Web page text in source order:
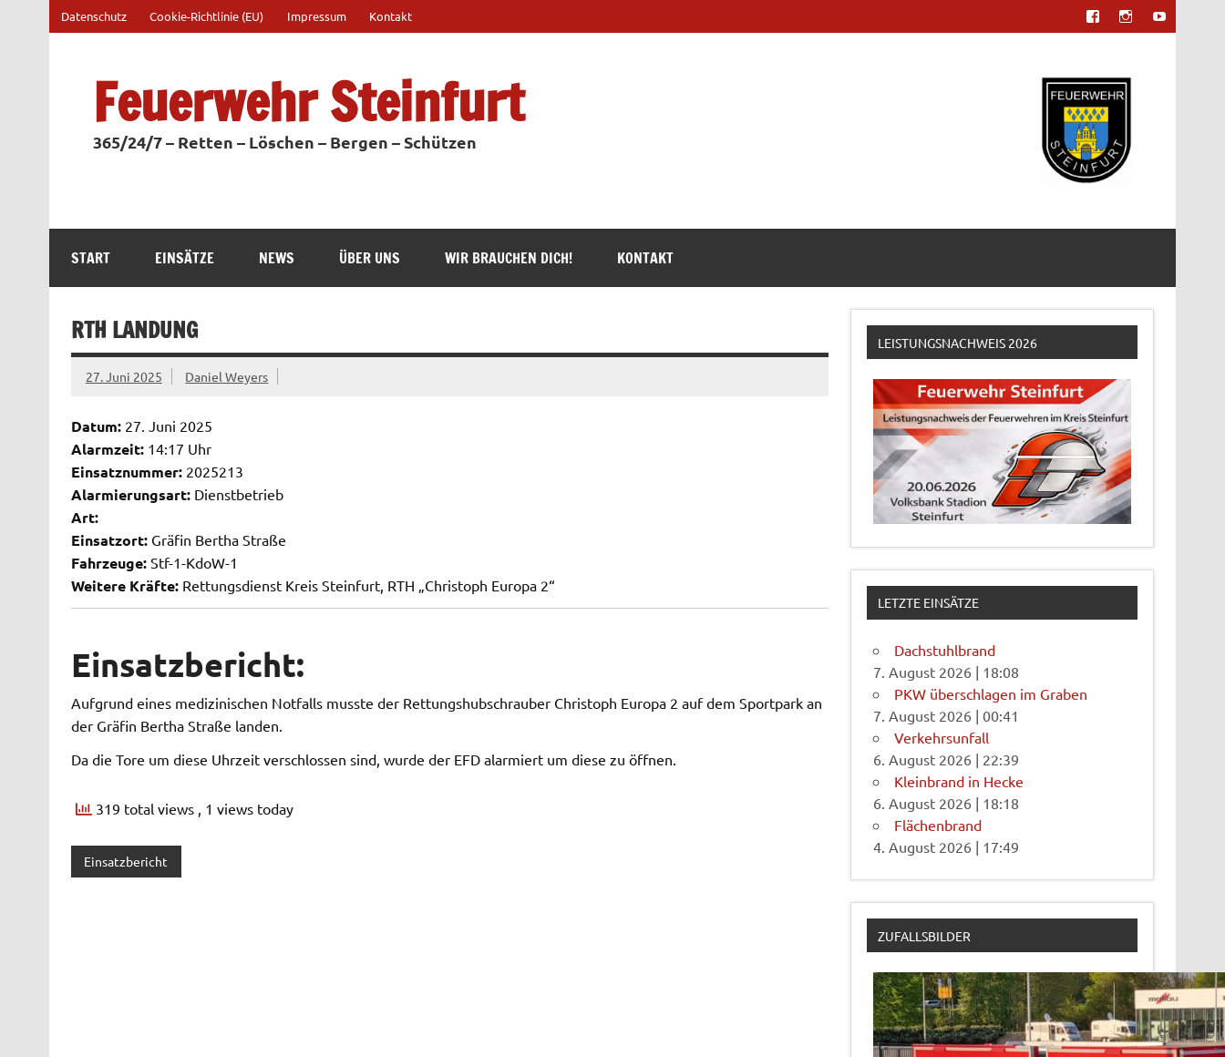
springen
Datenschutz Cookie-Richtlinie (EU) Impressum Kontakt
Feuerwehr Steinfurt
365/24/7 – Retten – Löschen – Bergen – Schützen
START EINSÄTZE NEWS ÜBER UNS WIR BRAUCHEN DICH! KONTAKT
RTH LANDUNG
27. Juni 2025 Daniel Weyers
Datum:27. Juni 2025
Alarmzeit:14:17 Uhr
Einsatznummer:2025213
Alarmierungsart:Dienstbetrieb
Art:
Einsatzort:Gräfin Bertha Straße
Fahrzeuge:Stf-1-KdoW-1
Weitere Kräfte:Rettungsdienst Kreis Steinfurt, RTH „Christoph Europa 2“
Einsatzbericht:
Aufgrund eines medizinischen Notfalls musste der Rettungshubschrauber Christoph Europa 2 auf dem Sportpark an
der Gräfin Bertha Straße landen.
Da die Tore um diese Uhrzeit verschlossen sind, wurde der EFD alarmiert um diese zu öffnen.
319 total views , 1 views today
Einsatzbericht
LEISTUNGSNACHWEIS 2026
LETZTE EINSÄTZE
Dachstuhlbrand
7. August 2026 | 18:08
PKW überschlagen im Graben
7. August 2026 |00:41
Verkehrsunfall
6. August 2026 | 22:39
Kleinbrand in Hecke
6. August 2026 | 18:18
Flächenbrand
4. August 2026 | 17:49
ZUFALLSBILDER